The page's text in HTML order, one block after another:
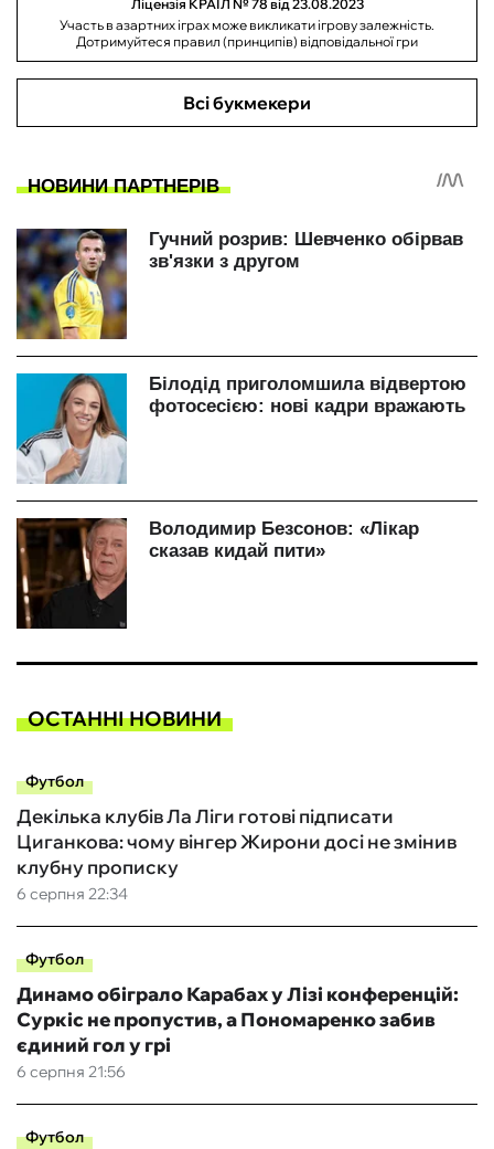
Ліцензія КРАІЛ № 78 від 23.08.2023
Участь в азартних іграх може викликати ігрову залежність.
Дотримуйтеся правил (принципів) відповідальної гри
Всі букмекери
ОСТАННІ НОВИНИ
Футбол
6 серпня 22:34
Декілька клубів Ла Ліги готові підписати
Циганкова: чому вінгер Жирони досі не змінив
клубну прописку
Футбол
6 серпня 21:56
Динамо обіграло Карабах у Лізі конференцій:
Суркіс не пропустив, а Пономаренко забив
єдиний гол у грі
Футбол